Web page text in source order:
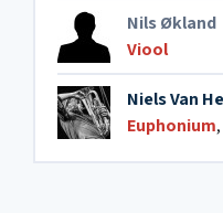
Nils Økland
Viool
Niels Van
Euphonium,